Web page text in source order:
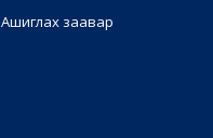
Ашиглах заавар